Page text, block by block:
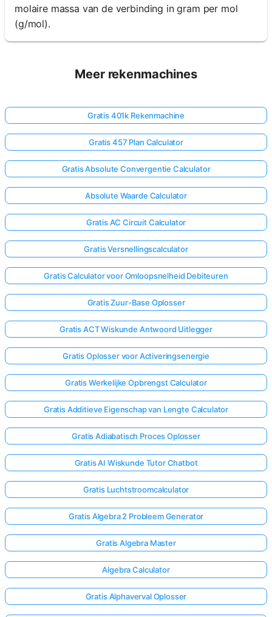
molaire massa van de verbinding in gram per mol
(g/mol).
Meer rekenmachines
Gratis 401k Rekenmachine
Gratis 457 Plan Calculator
Gratis Absolute Convergentie Calculator
Absolute Waarde Calculator
Gratis AC Circuit Calculator
Gratis Versnellingscalculator
Gratis Calculator voor Omloopsnelheid Debiteuren
Gratis Zuur-Base Oplosser
Gratis ACT Wiskunde Antwoord Uitlegger
Gratis Oplosser voor Activeringsenergie
Gratis Werkelijke Opbrengst Calculator
Gratis Additieve Eigenschap van Lengte Calculator
Gratis Adiabatisch Proces Oplosser
Gratis AI Wiskunde Tutor Chatbot
Gratis Luchtstroomcalculator
Gratis Algebra 2 Probleem Generator
Gratis Algebra Master
Algebra Calculator
Gratis Alphaverval Oplosser